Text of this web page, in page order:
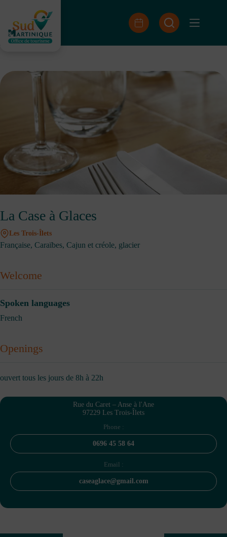
content
La Case à Glaces
Les Trois-Îlets
Française, Caraïbes, Cajun et créole, glacier
Welcome
Spoken languages
French
Openings
ouvert tous les jours de 8h à 22h
Rue du Caret – Anse à l'Ane
97229 Les Trois-Îlets
Phone :
0696 45 58 64
Email :
caseaglace@gmail.com